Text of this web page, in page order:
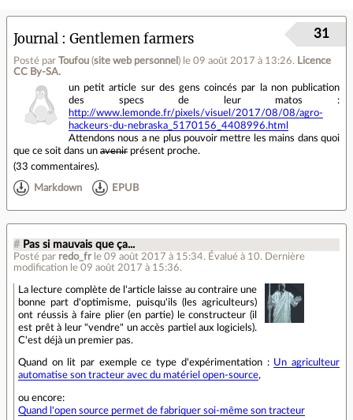
Journal Gentlemen farmers
Posté par Toufou (site web personnel ) le 09 août 2017 à 13:26. Licence
CC By‑SA.
31
un petit article sur des gens coincés par la non publication
des specs de leur matos :
http://www.lemonde.fr/pixels/visuel/2017/08/08/agro-
hackeurs-du-nebraska_5170156_4408996.html
Attendons nous a ne plus pouvoir mettre les mains dans quoi
que ce soit dans un avenir présent proche.
(33 commentaires).
Markdown EPUB
# Pas si mauvais que ça...
Posté par redo_fr le 09 août 2017 à 15:34. Évalué à 10. Dernière
modification le 09 août 2017 à 15:36.
La lecture complète de l'article laisse au contraire une
bonne part d'optimisme, puisqu'ils (les agriculteurs)
ont réussis à faire plier (en partie) le constructeur (il
est prêt à leur "vendre" un accès partiel aux logiciels).
C'est déjà un premier pas.
Quand on lit par exemple ce type d'expérimentation : Un agriculteur
automatise son tracteur avec du matériel open-source,
ou encore:
Quand l'open source permet de fabriquer soi-même son tracteur